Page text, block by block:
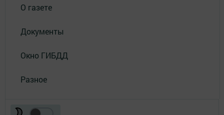
О газете
Документы
Окно ГИБДД
Разное